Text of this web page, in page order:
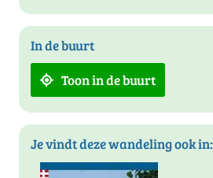
In de buurt
Toon in de buurt
Je vindt deze wandeling ook in: